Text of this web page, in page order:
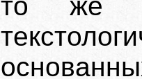
то же